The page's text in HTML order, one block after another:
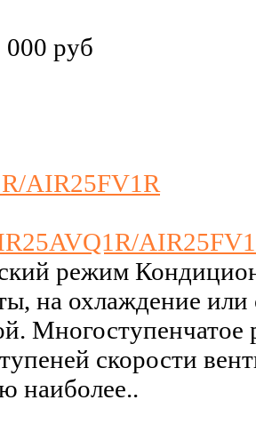
руб
режим
на охлаждение или
Многоступенчатое
скорости
наиболее..